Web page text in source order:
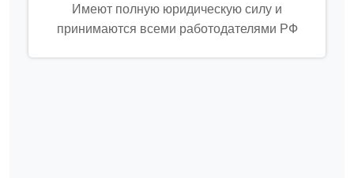
Имеют полную юридическую силу и
принимаются всеми работодателями РФ